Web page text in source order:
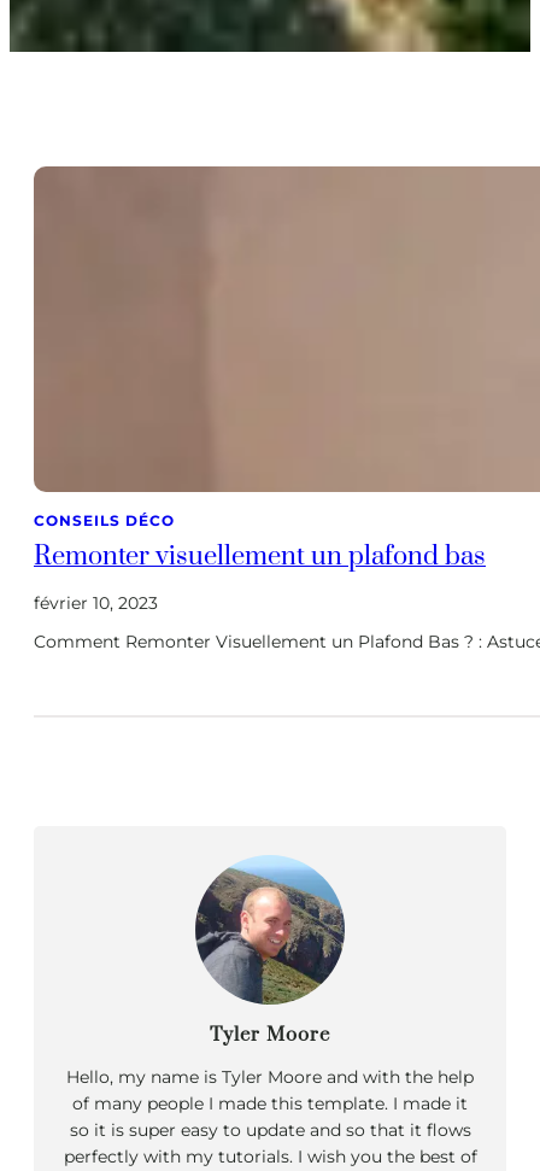
CONSEILS DÉCO
Remonter visuellement un plafond bas
février 10, 2023
Comment Remonter Visuellement un Plafond Bas ? :
Tyler Moore
Hello, my name is Tyler Moore and with the help
of many people I made this template. I made it
so it is super easy to update and so that it flows
perfectly with my tutorials. I wish you the best of